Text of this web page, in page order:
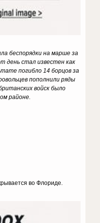
беспорядки на марше за
день стал известен как
погибло 14 борцов за
пополнили ряды
войск было
районе.
во Флориде.